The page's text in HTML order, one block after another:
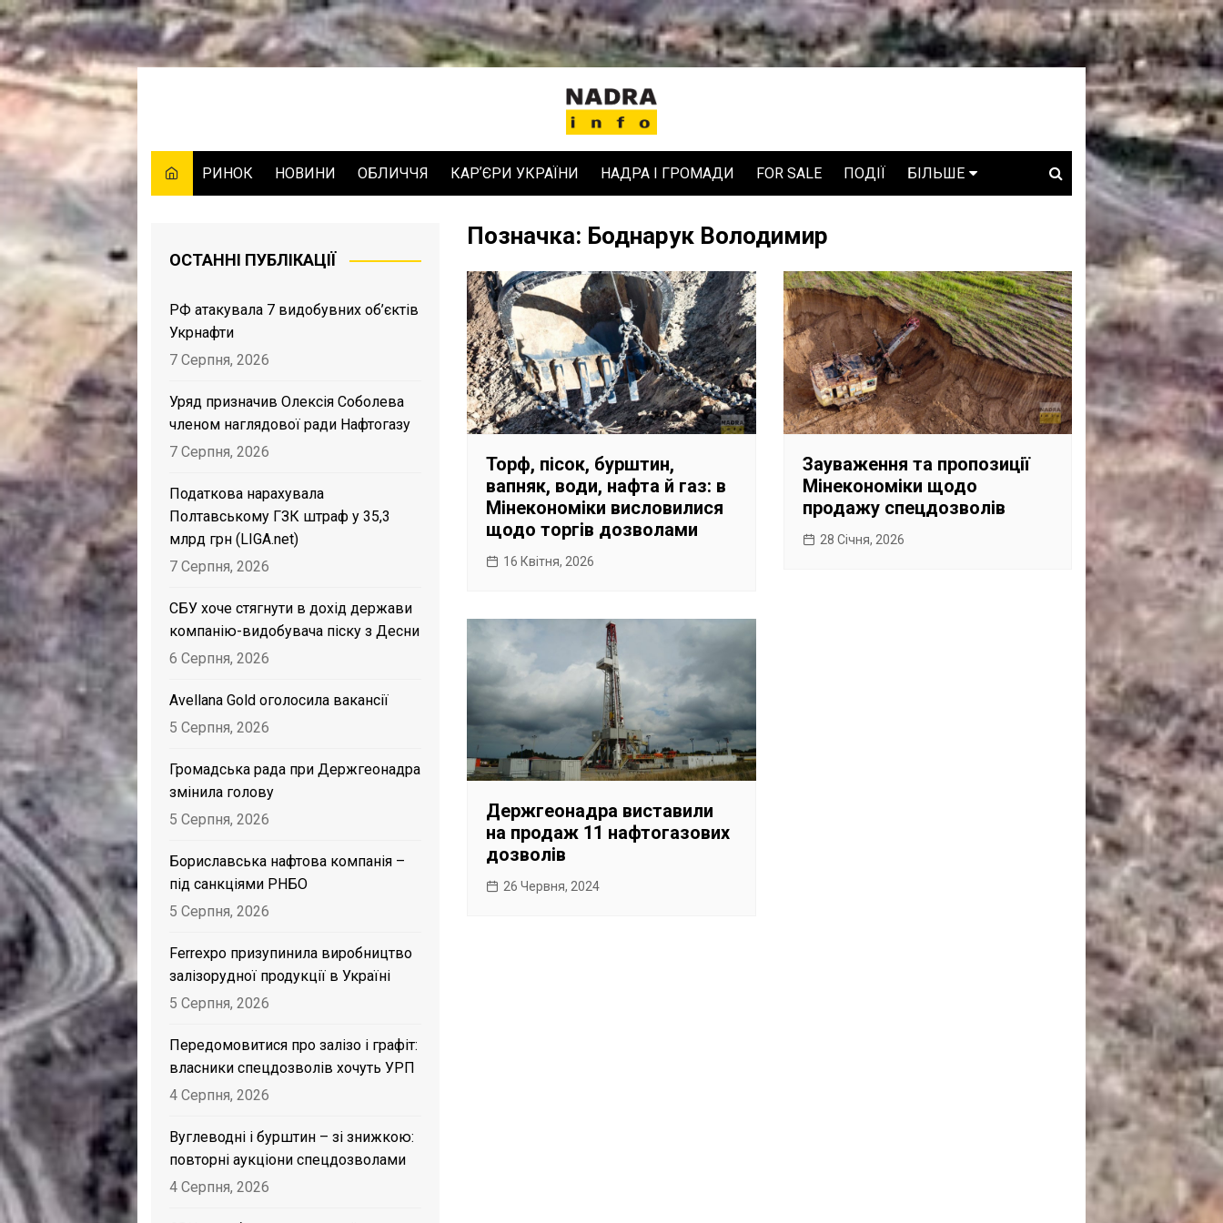
Skip
to
РИНОК НОВИНИ ОБЛИЧЧЯ КАРʼЄРИ УКРАЇНИ НАДРА І ГРОМАДИ FOR SALE ПОДІЇ БІЛЬШЕ
WHO IS WHO
ПРОЗОРІ НАДРА
ГОВОРЯТЬ АСОЦІАЦІЇ
ГОВОРЯТЬ КОМПАНІЇ
КОНФЛІКТНІ НАДРА
САНКЦІЙНІ НАДРА
БЛОГИ
TECHNO
CRITICAL MINERALS
Позначка: Боднарук Володимир
Торф, пісок, бурштин,
вапняк, води, нафта й газ: в
Мінекономіки висловилися
щодо торгів дозволами
16 Квітня, 2026
Зауваження та пропозиції
Мінекономіки щодо
продажу спецдозволів
28 Січня, 2026
Держгеонадра виставили
на продаж 11 нафтогазових
дозволів
26 Червня, 2024
ОСТАННІ ПУБЛІКАЦІЇ
РФ атакувала 7 видобувних об’єктів
Укрнафти
7 Серпня, 2026
Уряд призначив Олексія Соболева
членом наглядової ради Нафтогазу
7 Серпня, 2026
Податкова нарахувала
Полтавському ГЗК штраф у 35,3
млрд грн (LIGA.net)
7 Серпня, 2026
СБУ хоче стягнути в дохід держави
компанію-видобувача піску з Десни
6 Серпня, 2026
Avellana Gold оголосила вакансії
5 Серпня, 2026
Громадська рада при Держгеонадра
змінила голову
5 Серпня, 2026
Бориславська нафтова компанія –
під санкціями РНБО
5 Серпня, 2026
Ferrexpo призупинила виробництво
залізорудної продукції в Україні
5 Серпня, 2026
Передомовитися про залізо і графіт:
власники спецдозволів хочуть УРП
4 Серпня, 2026
Вуглеводні і бурштин – зі знижкою:
повторні аукціони спецдозволами
4 Серпня, 2026